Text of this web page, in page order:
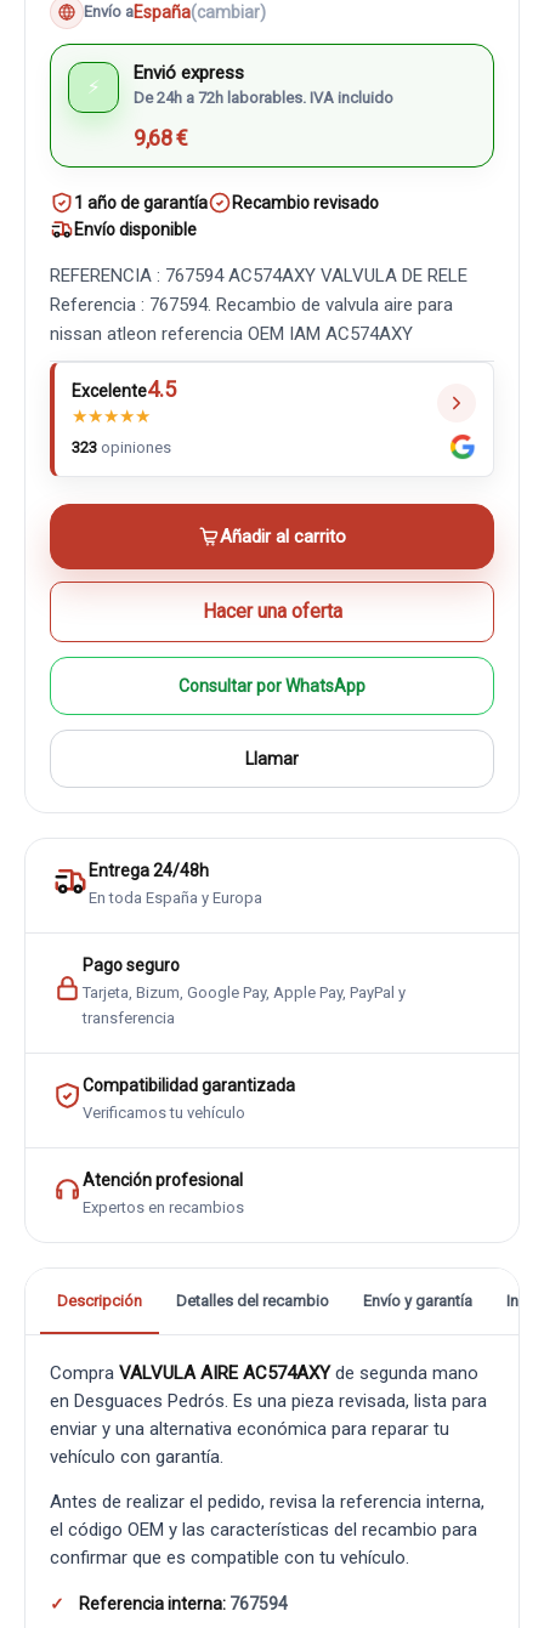
Envío aEspaña(cambiar)
⚡
Envió express
De 24h a 72h laborables. IVA incluido
9,68 €
1 año de garantía
Recambio revisado
Envío disponible
REFERENCIA : 767594 AC574AXY VALVULA DE RELE
Referencia : 767594. Recambio de valvula aire para
nissan atleon referencia OEM IAM AC574AXY
Excelente4.5
★★★★★
323 opiniones
Añadir al carrito
Hacer una oferta
Consultar por WhatsApp
Llamar
Entrega 24/48h
En toda España y Europa
Pago seguro
Tarjeta, Bizum, Google Pay, Apple Pay, PayPal y
transferencia
Compatibilidad garantizada
Verificamos tu vehículo
Atención profesional
Expertos en recambios
Descripción Detalles del recambio Envío y garantía
Compra VALVULA AIRE AC574AXYde segunda mano
en Desguaces Pedrós. Es una pieza revisada, lista para
enviar y una alternativa económica para reparar tu
vehículo con garantía.
Antes de realizar el pedido, revisa la referencia interna,
el código OEM y las características del recambio para
confirmar que es compatible con tu vehículo.
Referencia interna: 767594